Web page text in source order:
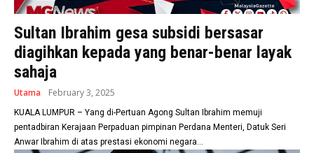
Sultan Ibrahim gesa subsidi bersasar
diagihkan kepada yang benar-benar layak
sahaja
Utama February 3, 2025
KUALA LUMPUR – Yang di-Pertuan Agong Sultan Ibrahim memuji
pentadbiran Kerajaan Perpaduan pimpinan Perdana Menteri, Datuk Seri
Anwar Ibrahim di atas prestasi ekonomi negara...